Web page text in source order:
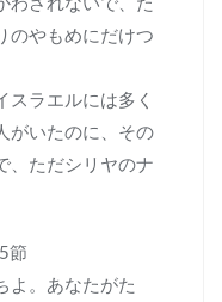
のやもめにだけつ
スラエルには多く
がいたのに、その
、ただシリヤのナ
節
よ。あなたがた